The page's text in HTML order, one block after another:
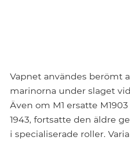
Vapnet användes berömt
marinorna under slaget
Även om M1 ersatte
1943, fortsatte den äldre
i specialiserade roller.